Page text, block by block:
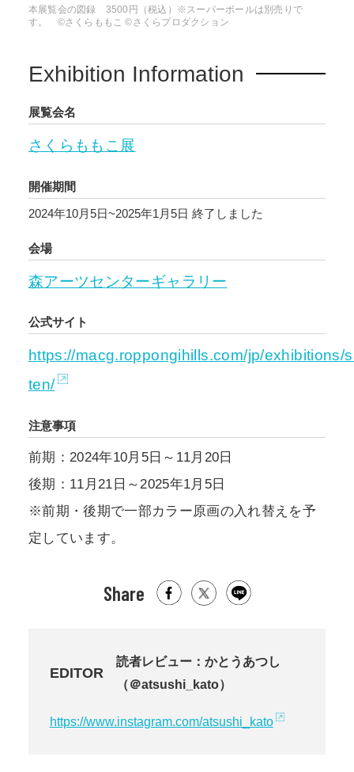
本展覧会の図録 3500円（税込）※スーパーボールは別売りで
す。 ©さくらももこ ©さくらプロダクション
Exhibition Information
展覧会名
さくらももこ展
開催期間
2024年10月5日~2025年1月5日 終了しました
会場
森アーツセンターギャラリー
公式サイト
https://macg.roppongihills.com/jp/exhibitions/
ten/
注意事項
前期：2024年10月5日～11月20日
後期：11月21日～2025年1月5日
※前期・後期で一部カラー原画の入れ替えを予
定しています。
Share
EDITOR
読者レビュー：かとうあつし
（＠atsushi_kato）
https://www.instagram.com/atsushi_kato